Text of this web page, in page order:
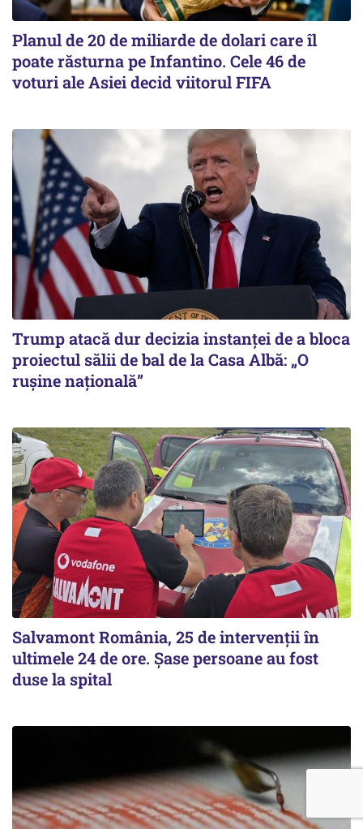
Planul de 20 de miliarde de dolari care îl
poate răsturna pe Infantino. Cele 46 de
voturi ale Asiei decid viitorul FIFA
Trump atacă dur decizia instanţei de a bloca
proiectul sălii de bal de la Casa Albă: „O
ruşine naţională”
Salvamont România, 25 de intervenții în
ultimele 24 de ore. Șase persoane au fost
duse la spital